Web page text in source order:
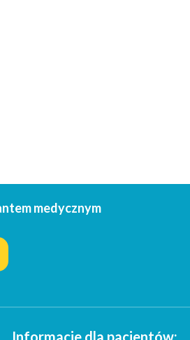
medycznym
Informacje dla pacjentów: